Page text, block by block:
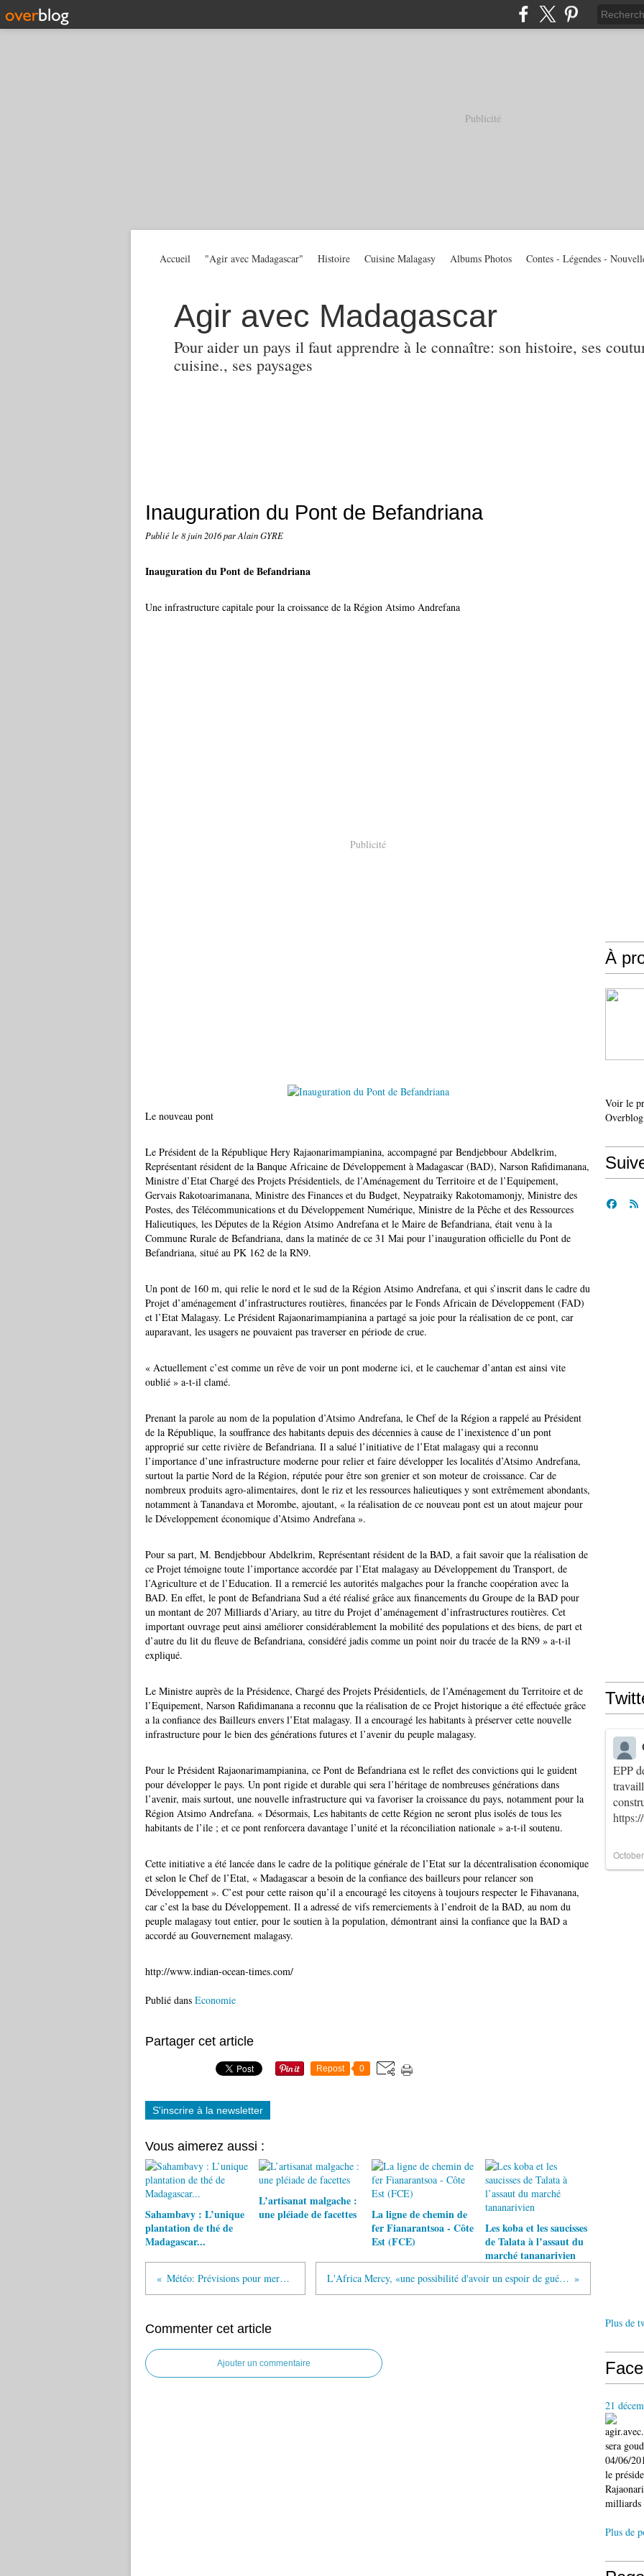
Publicité
Agir avec Madagascar
Pour aider un pays il faut apprendre à le connaître: son histoire, ses
cuisine., ses paysages
Accueil "Agir avec Madagascar" Histoire Cuisine Malagasy Albums Photos Contes - Légendes -
Inauguration du Pont de Befandriana
Publié le 8 juin 2016par Alain GYRE
Inauguration du Pont de Befandriana
Une infrastructure capitale pour la croissance de la Région Atsimo Andrefana
Publicité
Le nouveau pont
Le Président de la République Hery Rajaonarimampianina, accompagné par Bendjebbour Abdelkrim,
Représentant résident de la Banque Africaine de Développement à Madagascar (BAD), Narson Rafidimanana,
Ministre d’Etat Chargé des Projets Présidentiels, de l’Aménagement du Territoire et de l’Equipement,
Gervais Rakotoarimanana, Ministre des Finances et du Budget, Neypatraiky Rakotomamonjy, Ministre des
Postes, des Télécommunications et du Développement Numérique, Ministre de la Pêche et des Ressources
Halieutiques, les Députes de la Région Atsimo Andrefana et le Maire de Befandriana, était venu à la
Commune Rurale de Befandriana, dans la matinée de ce 31 Mai pour l’inauguration officielle du Pont de
Befandriana, situé au PK 162 de la RN9.
Un pont de 160 m, qui relie le nord et le sud de la Région Atsimo Andrefana, et qui s’inscrit dans le cadre du
Projet d’aménagement d’infrastructures routières, financées par le Fonds Africain de Développement (FAD)
et l’Etat Malagasy. Le Président Rajaonarimampianina a partagé sa joie pour la réalisation de ce pont, car
auparavant, les usagers ne pouvaient pas traverser en période de crue.
« Actuellement c’est comme un rêve de voir un pont moderne ici, et le cauchemar d’antan est ainsi vite
oublié » a-t-il clamé.
Prenant la parole au nom de la population d’Atsimo Andrefana, le Chef de la Région a rappelé au Président
de la République, la souffrance des habitants depuis des décennies à cause de l’inexistence d’un pont
approprié sur cette rivière de Befandriana. Il a salué l’initiative de l’Etat malagasy qui a reconnu
l’importance d’une infrastructure moderne pour relier et faire développer les localités d’Atsimo Andrefana,
surtout la partie Nord de la Région, réputée pour être son grenier et son moteur de croissance. Car de
nombreux produits agro-alimentaires, dont le riz et les ressources halieutiques y sont extrêmement abondants,
notamment à Tanandava et Morombe, ajoutant, « la réalisation de ce nouveau pont est un atout majeur pour
le Développement économique d’Atsimo Andrefana ».
Pour sa part, M. Bendjebbour Abdelkrim, Représentant résident de la BAD, a fait savoir que la réalisation de
ce Projet témoigne toute l’importance accordée par l’Etat malagasy au Développement du Transport, de
l’Agriculture et de l’Education. Il a remercié les autorités malgaches pour la franche coopération avec la
BAD. En effet, le pont de Befandriana Sud a été réalisé grâce aux financements du Groupe de la BAD pour
un montant de 207 Milliards d’Ariary, au titre du Projet d’aménagement d’infrastructures routières. Cet
important ouvrage peut ainsi améliorer considérablement la mobilité des populations et des biens, de part et
d’autre du lit du fleuve de Befandriana, considéré jadis comme un point noir du tracée de la RN9 » a-t-il
expliqué.
Le Ministre auprès de la Présidence, Chargé des Projets Présidentiels, de l’Aménagement du Territoire et de
l’Equipement, Narson Rafidimanana a reconnu que la réalisation de ce Projet historique a été effectuée grâce
a la confiance des Bailleurs envers l’Etat malagasy. Il a encouragé les habitants à préserver cette nouvelle
infrastructure pour le bien des générations futures et l’avenir du peuple malagasy.
Pour le Président Rajaonarimampianina, ce Pont de Befandriana est le reflet des convictions qui le guident
pour développer le pays. Un pont rigide et durable qui sera l’héritage de nombreuses générations dans
l’avenir, mais surtout, une nouvelle infrastructure qui va favoriser la croissance du pays, notamment pour la
Région Atsimo Andrefana. « Désormais, Les habitants de cette Région ne seront plus isolés de tous les
habitants de l’ile ; et ce pont renforcera davantage l’unité et la réconciliation nationale » a-t-il soutenu.
Cette initiative a été lancée dans le cadre de la politique générale de l’Etat sur la décentralisation économique
et selon le Chef de l’Etat, « Madagascar a besoin de la confiance des bailleurs pour relancer son
Développement ». C’est pour cette raison qu’il a encouragé les citoyens à toujours respecter le Fihavanana,
car c’est la base du Développement. Il a adressé de vifs remerciements à l’endroit de la BAD, au nom du
peuple malagasy tout entier, pour le soutien à la population, démontrant ainsi la confiance que la BAD a
accordé au Gouvernement malagasy.
http://www.indian-ocean-times.com/
Publié dans Economie
Partager cet article
Repost 0
S'inscrire à la newsletter
Vous aimerez aussi :
Sahambavy : L’unique
plantation de thé de
Madagascar...
L’artisanat malgache :
une pléiade de facettes
La ligne de chemin de
fer Fianarantsoa - Côte
Est (FCE)
Les koba et les saucisses
de Talata à l’assaut du
marché tananarivien
Météo: Prévisions pour mercredi 08 juin 2016 L'Africa Mercy, «une possibilité d'avoir un espoir de guérison», selon Robin McAlpine
Commenter cet article
Ajouter un commentaire
À
Voir le
Overblog
EPP
Plus de
21
sera
04/06/
le
milliards
Plus de